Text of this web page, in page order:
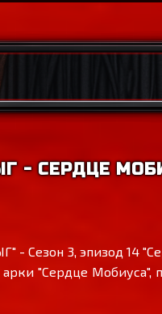
- СЕРДЦЕ
- Сезон 3, эпизод 14
"Сердце Мобиуса",